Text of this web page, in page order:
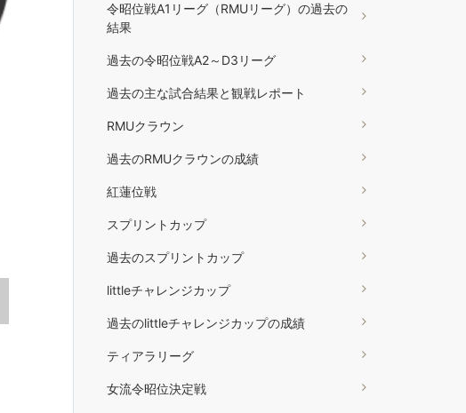
令昭位戦A1リーグ（RMUリーグ）の過去の
結果
過去の令昭位戦A2～D3リーグ
過去の主な試合結果と観戦レポート
RMUクラウン
過去のRMUクラウンの成績
紅蓮位戦
スプリントカップ
過去のスプリントカップ
littleチャレンジカップ
過去のlittleチャレンジカップの成績
ティアラリーグ
女流令昭位決定戦